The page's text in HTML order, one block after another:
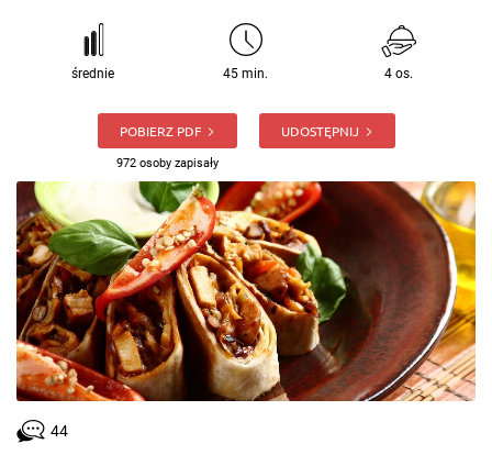
średnie 45 min. 4 os.
POBIERZ PDF
972 osoby zapisały
UDOSTĘPNIJ
44